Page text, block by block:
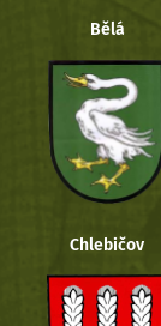
Bělá
Chlebičov